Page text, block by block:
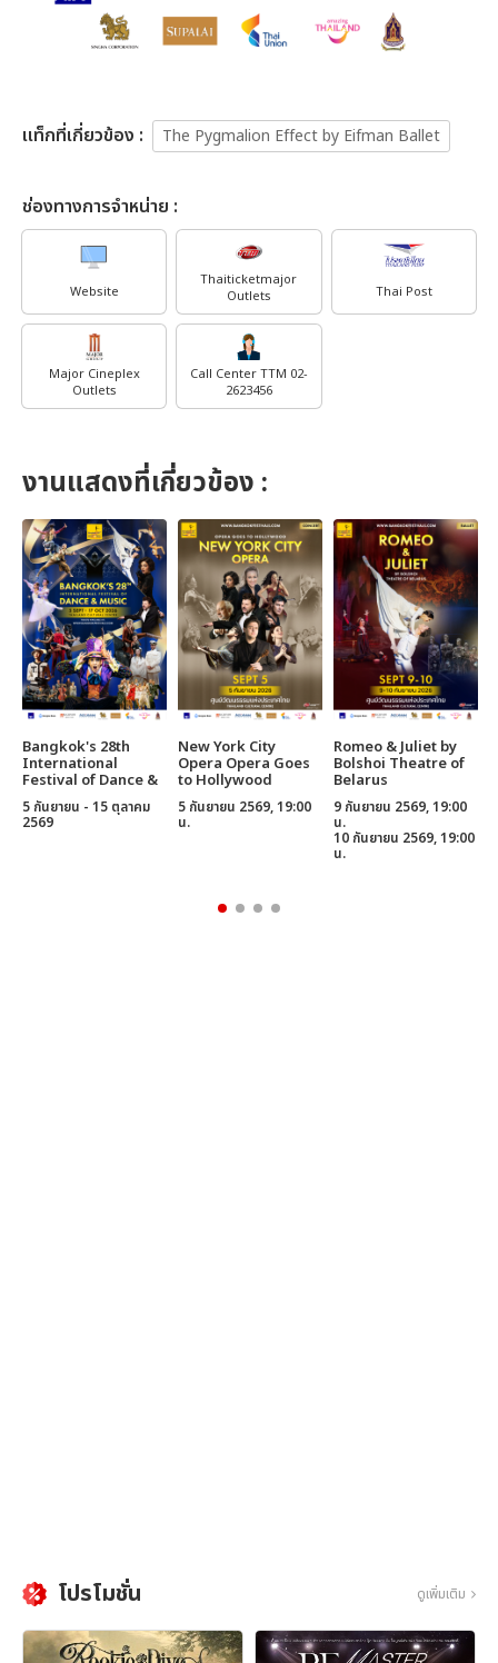
เเท็กที่เกี่ยวข้อง : The Pygmalion Effect by Eifman Ballet
ช่องทางการจำหน่าย :
Website
Thaiticketmajor
Outlets
Thai Post
Major Cineplex
Outlets
Call Center TTM 02-
2623456
งานแสดงที่เกี่ยวข้อง :
Bangkok's 28th
International
Festival of Dance &
Music
5 กันยายน - 15 ตุลาคม
2569
New York City
Opera Opera Goes
to Hollywood
5 กันยายน 2569, 19:00
น.
Romeo & Juliet by
Bolshoi Theatre of
Belarus
9 กันยายน 2569, 19:00
น.
10 กันยายน 2569, 19:00
น.
โปรโมชั่น ดูเพิ่มเติม